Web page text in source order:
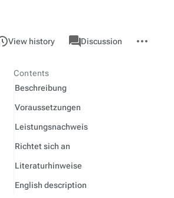
View history
associated-
pages
MEDiscussion
actions
Contents
Beschreibung
Voraussetzungen
Leistungsnachweis
Richtet sich an
Literaturhinweise
English description